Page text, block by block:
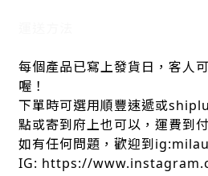
每個產品已寫上發貨日，客人
喔！
下單時可選用順豐速遞或
點或寄到府上也可以，運費到
如有任何問題，歡迎到
IG: https://